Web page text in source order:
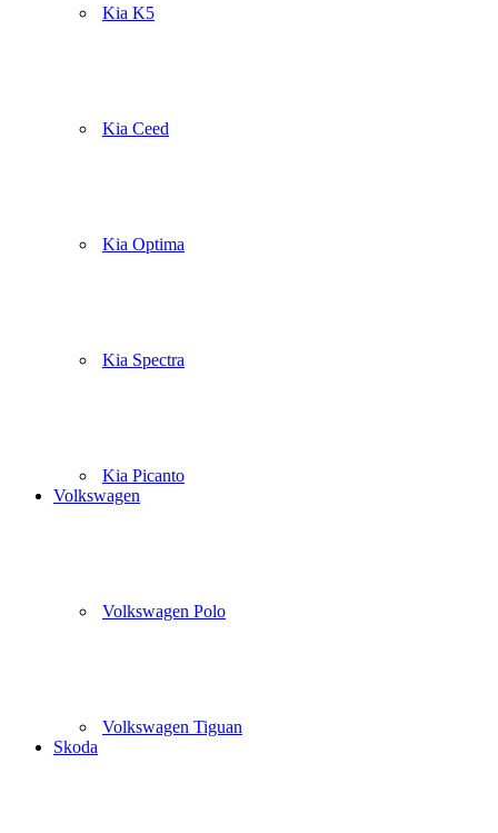
Kia K5
Kia Ceed
Kia Optima
Kia Spectra
Kia Picanto
Volkswagen
Volkswagen Polo
Volkswagen Tiguan
Skoda